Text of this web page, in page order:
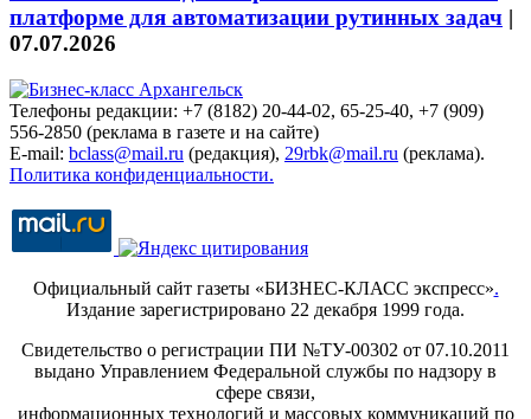
платформе для автоматизации рутинных задач |
07.07.2026
Телефоны редакции: +7 (8182) 20-44-02, 65-25-40, +7 (909)
556-2850 (реклама в газете и на сайте)
E-mail: bclass@mail.ru (редакция), 29rbk@mail.ru (реклама).
Политика конфиденциальности.
Официальный сайт газеты «БИЗНЕС-КЛАСС экспресс».
Издание зарегистрировано 22 декабря 1999 года.
Свидетельство о регистрации ПИ №ТУ-00302 от 07.10.2011
выдано Управлением Федеральной службы по надзору в
сфере связи,
информационных технологий и массовых коммуникаций по